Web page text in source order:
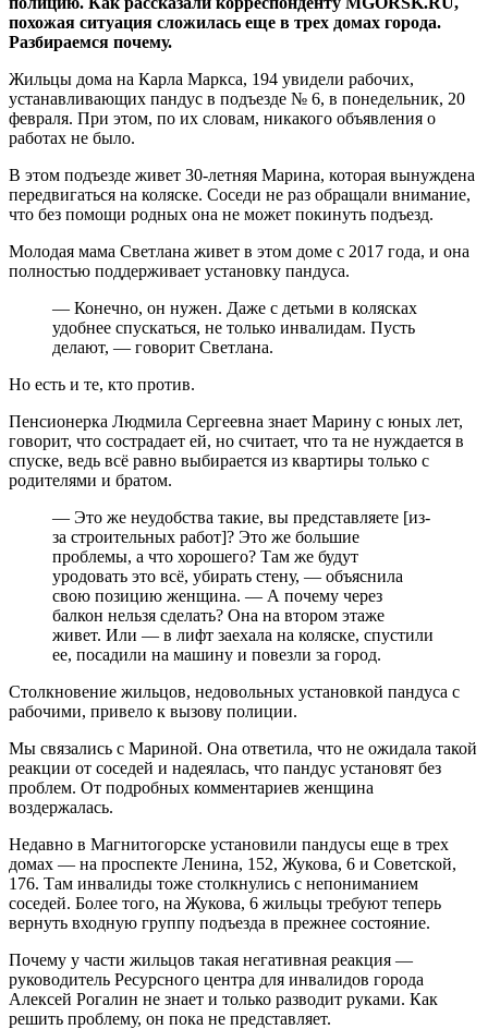
похожая ситуация сложилась еще в трех домах города.
Разбираемся почему.
Жильцы дома на Карла Маркса, 194 увидели рабочих,
устанавливающих пандус в подъезде № 6, в понедельник, 20
февраля. При этом, по их словам, никакого объявления о
работах не было.
В этом подъезде живет 30-летняя Марина, которая вынуждена
передвигаться на коляске. Соседи не раз обращали внимание,
что без помощи родных она не может покинуть подъезд.
Молодая мама Светлана живет в этом доме с 2017 года, и она
полностью поддерживает установку пандуса.
— Конечно, он нужен. Даже с детьми в колясках
удобнее спускаться, не только инвалидам. Пусть
делают, — говорит Светлана.
Но есть и те, кто против.
Пенсионерка Людмила Сергеевна знает Марину с юных лет,
говорит, что сострадает ей, но считает, что та не нуждается в
спуске, ведь всё равно выбирается из квартиры только с
родителями и братом.
— Это же неудобства такие, вы представляете [из-
за строительных работ]? Это же большие
проблемы, а что хорошего? Там же будут
уродовать это всё, убирать стену, — объяснила
свою позицию женщина. — А почему через
балкон нельзя сделать? Она на втором этаже
живет. Или — в лифт заехала на коляске, спустили
ее, посадили на машину и повезли за город.
Столкновение жильцов, недовольных установкой пандуса с
рабочими, привело к вызову полиции.
Мы связались с Мариной. Она ответила, что не ожидала такой
реакции от соседей и надеялась, что пандус установят без
проблем. От подробных комментариев женщина
воздержалась.
Недавно в Магнитогорске установили пандусы еще в трех
домах — на проспекте Ленина, 152, Жукова, 6 и Советской,
176. Там инвалиды тоже столкнулись с непониманием
соседей. Более того, на Жукова, 6 жильцы требуют теперь
вернуть входную группу подъезда в прежнее состояние.
Почему у части жильцов такая негативная реакция —
руководитель Ресурсного центра для инвалидов города
Алексей Рогалин не знает и только разводит руками. Как
решить проблему, он пока не представляет.